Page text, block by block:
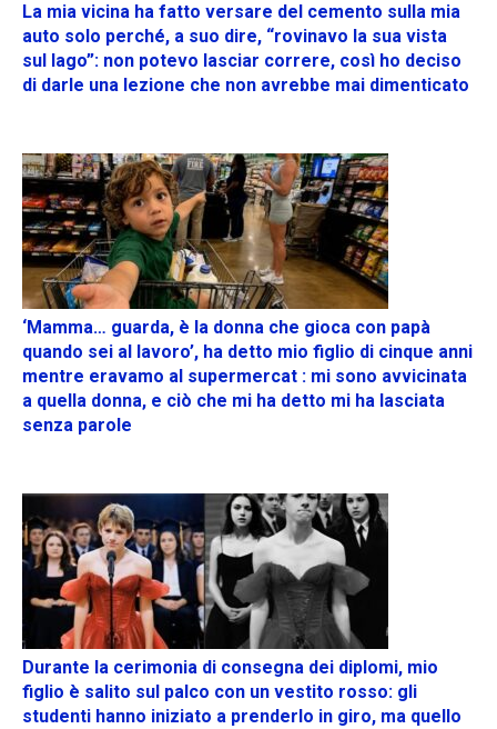
La mia vicina ha fatto versare del cemento sulla mia
auto solo perché, a suo dire, “rovinavo la sua vista
sul lago”: non potevo lasciar correre, così ho deciso
di darle una lezione che non avrebbe mai dimenticato
‘Mamma… guarda, è la donna che gioca con papà
quando sei al lavoro’, ha detto mio figlio di cinque anni
mentre eravamo al supermercat : mi sono avvicinata
a quella donna, e ciò che mi ha detto mi ha lasciata
senza parole
Durante la cerimonia di consegna dei diplomi, mio
figlio è salito sul palco con un vestito rosso: gli
studenti hanno iniziato a prenderlo in giro, ma quello